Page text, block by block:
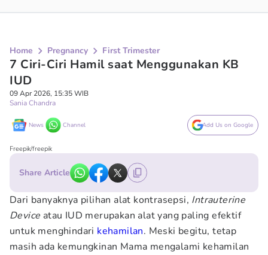
Home Pregnancy First Trimester
7 Ciri-Ciri Hamil saat Menggunakan KB
IUD
09 Apr 2026, 15:35 WIB
Sania Chandra
News Channel Add Us on Google
Freepik/freepik
Share Article
Dari banyaknya pilihan alat kontrasepsi, Intrauterine
Device atau IUD merupakan alat yang paling efektif
untuk menghindari kehamilan. Meski begitu, tetap
masih ada kemungkinan Mama mengalami kehamilan